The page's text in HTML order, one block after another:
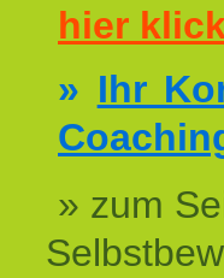
hier
» Ihr
» zum